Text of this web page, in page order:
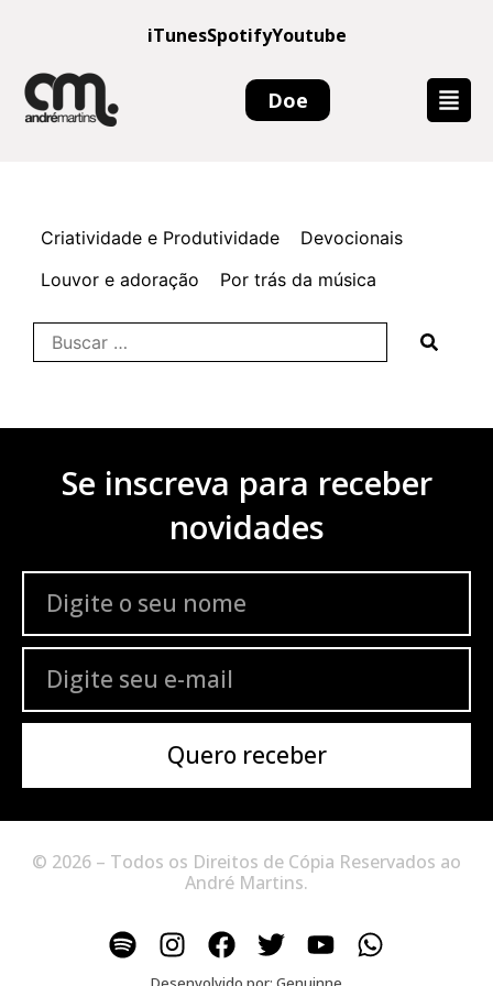
iTunesSpotifyYoutube
Doe
Criatividade e Produtividade
Devocionais
Louvor e adoração
Por trás da música
Se inscreva para receber
novidades
Quero receber
© 2026 – Todos os Direitos de Cópia Reservados ao
André Martins.